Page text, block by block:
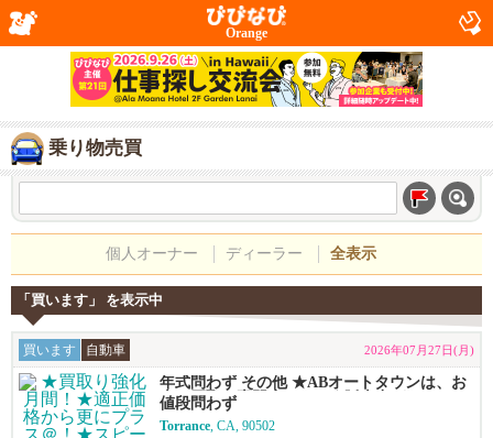
Orange
乗り物売買
個人オーナー ディーラー 全表示
「買います」 を表示中
買います 自動車 2026年07月27日(月)
年式問わず その他 ★ABオートタウンは、お
車の買取り専門店です！★販売力があるから
高く買える！シンプルで高い！独自の相場で
高価買い取りします！★優しい査定で’納得の
値段問わず
Torrance, CA, 90502